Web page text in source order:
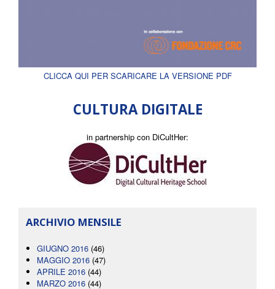
CLICCA QUI PER SCARICARE LA VERSIONE PDF
CULTURA DIGITALE
in partnership con DiCultHer:
ARCHIVIO MENSILE
GIUGNO 2016 (46)
MAGGIO 2016 (47)
APRILE 2016 (44)
MARZO 2016 (44)